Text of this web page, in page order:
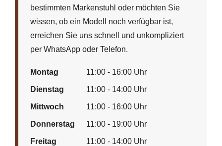
bestimmten Markenstuhl oder möchten Sie
wissen, ob ein Modell noch verfügbar ist,
erreichen Sie uns schnell und unkompliziert
per WhatsApp oder Telefon.
Montag 11:00 - 16:00 Uhr
Dienstag 11:00 - 14:00 Uhr
Mittwoch 11:00 - 16:00 Uhr
Donnerstag 11:00 - 19:00 Uhr
Freitag 11:00 - 14:00 Uhr